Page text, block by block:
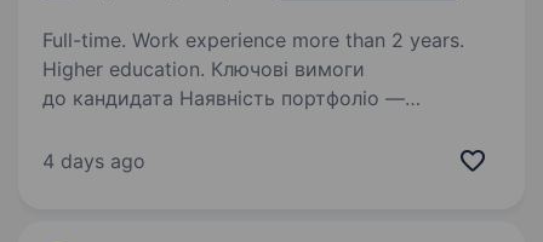
Full-time. Work experience more than 2 years.
Higher education. Ключові вимоги
до кандидата Наявність портфоліо —
(фото, змонтовані Reels/TikTok). Мобільна
4 days ago